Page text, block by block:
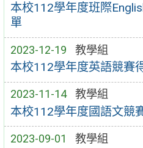
本校112學年度班際
單
2023-12-19 教學組
本校112學年度英語競賽
2023-11-14 教學組
本校112學年度國語文競
2023-09-01 教學組